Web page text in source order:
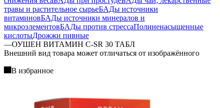
травы и растительное сырьеБАДы источники
витаминовБАДы источники минералов и
микроэлементовБАДы против стрессаПолиненасыщенные
кислотыДрожжи пивные
—ОУШЕН ВИТАМИН C-SR 30 ТАБЛ
Bнешний вид товара может отличаться от изображённого
В избранное